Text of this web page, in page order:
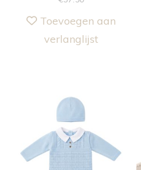
Toevoegen aan
verlanglijst